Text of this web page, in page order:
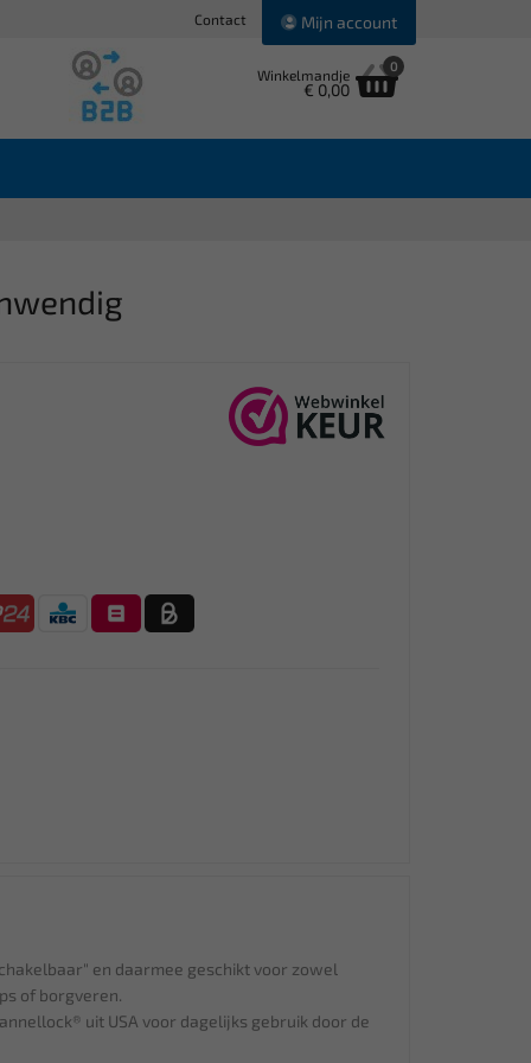
Contact Mijn account
Winkelmandje
€ 0,00
0
en daarmee geschikt voor zowel
of borgveren.
uit USA voor dagelijks gebruik door de